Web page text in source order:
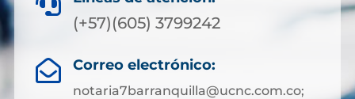
(+57)(605) 3799242
 Correo electrónico:
notaria7barranquilla@ucnc.com.co;